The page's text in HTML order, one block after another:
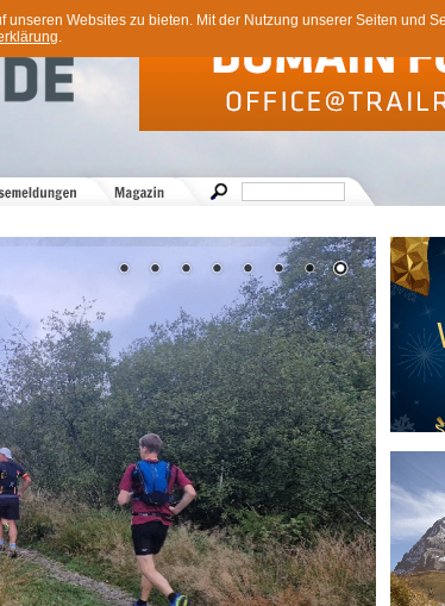
Websites zu bieten. Mit der Nutzung unserer Seiten und
.